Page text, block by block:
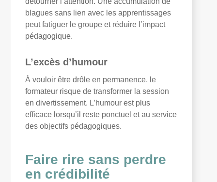
blagues sans lien avec les apprentissages
peut fatiguer le groupe et réduire l’impact
pédagogique.
L’excès d’humour
À vouloir être drôle en permanence, le
formateur risque de transformer la session
en divertissement. L’humour est plus
efficace lorsqu’il reste ponctuel et au service
des objectifs pédagogiques.
Faire rire sans perdre
en crédibilité